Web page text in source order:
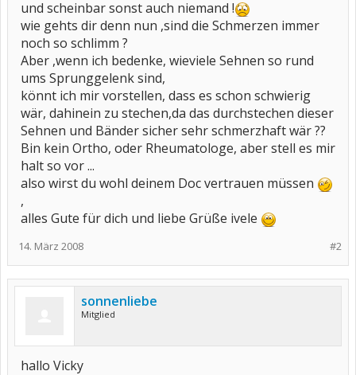
und scheinbar sonst auch niemand !
wie gehts dir denn nun ,sind die Schmerzen immer
noch so schlimm ?
Aber ,wenn ich bedenke, wieviele Sehnen so rund
ums Sprunggelenk sind,
könnt ich mir vorstellen, dass es schon schwierig
wär, dahinein zu stechen,da das durchstechen dieser
Sehnen und Bänder sicher sehr schmerzhaft wär ??
Bin kein Ortho, oder Rheumatologe, aber stell es mir
halt so vor ...
also wirst du wohl deinem Doc vertrauen müssen
,
alles Gute für dich und liebe Grüße ivele
#2
14. März 2008
sonnenliebe
Mitglied
hallo Vicky